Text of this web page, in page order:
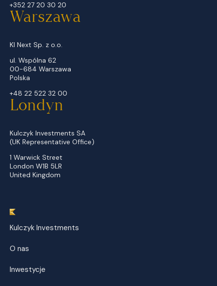
+352 27 20 30 20
Warszawa
KI Next Sp. z o.o.
ul. Wspólna 62
00-684 Warszawa
Polska
+48 22 522 32 00
Londyn
Kulczyk Investments SA
(UK Representative Office)
1 Warwick Street
London W1B 5LR
United Kingdom
Kulczyk Investments
O nas
Inwestycje